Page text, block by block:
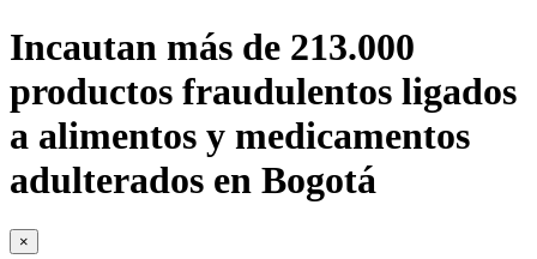
Incautan más de 213.000
productos fraudulentos ligados
a alimentos y medicamentos
adulterados en Bogotá
×